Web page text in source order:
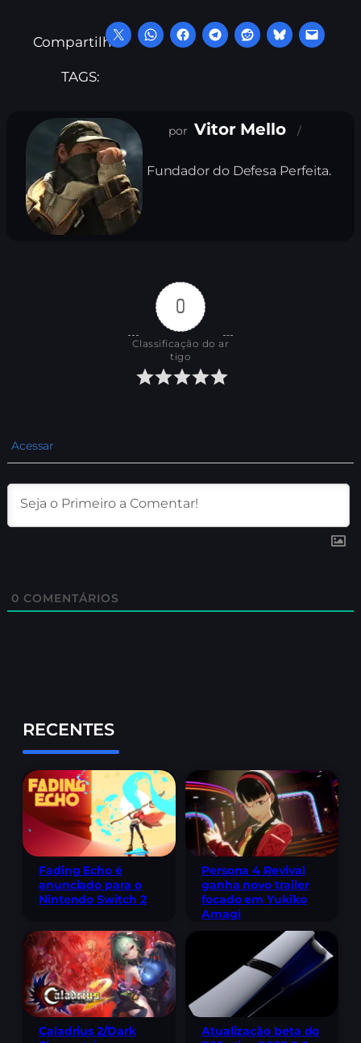
Compartilhe:
TAGS:
Vitor Mello
Fundador do Defesa Perfeita.
0
Classificação do ar
tigo
Acessar
0 COMENTÁRIOS
RECENTES
Fading Echo é
anunciado para o
Nintendo Switch 2
Persona 4 Revival
ganha novo trailer
focado em Yukiko
Amagi
Caladrius 2/Dark
Atualização beta do